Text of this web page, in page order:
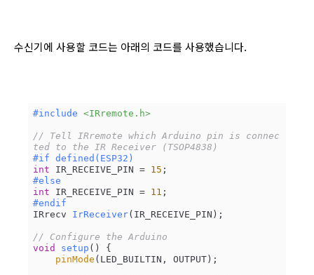
수신기에 사용할 코드는 아래의 코드를 사용했습니다.
#include <IRremote.h>
// Tell IRremote which Arduino pin is connec
ted to the IR Receiver (TSOP4838)
#if defined(ESP32)
int IR_RECEIVE_PIN = 15
#else
int IR_RECEIVE_PIN = 11
#endif
IRrecv IrReceiver(IR_RECEIVE_PIN) ;
// Configure the Arduino
void
setup ()
{
pinMode (LED_BUILTIN, OUTPUT);